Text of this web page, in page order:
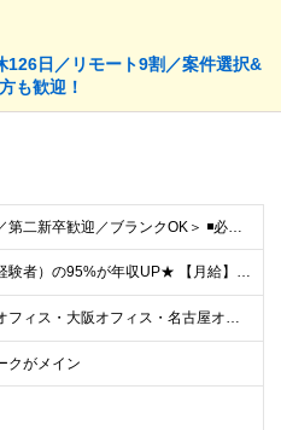
⽇／リモート9割／案件選択&
も歓迎！
＜学歴不問／第二新卒歓迎／ブランクOK＞ ◾️必須スキル IT業界での何らかの実務経験をお持ちの方（10ヶ月以上） ◎担当フェーズ・使用言語・開発環境・経験年数・雇用形態などは一切問いません！ ◎ブ
★転職者（経験者）の95%が年収UP★ 【月給】 25万円～80万円（みなし残業代含む） ※経験・能力・キャリアの希望を考慮し、前職よりも給与がアップする案件アサインに努めます。 ※月給にみなし残業
◎東京本社オフィス・大阪オフィス・名古屋オフィス・福岡オフィス ◎首都圏・関西圏・名古屋・福岡のクライアント先 ※希望を考慮いたします。 ※会社都合の転勤はありません（100％エンジニアに選択権があ
クがメイン